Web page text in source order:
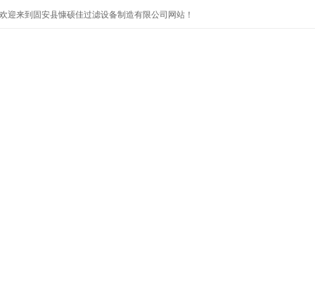
欢迎来到固安县慷硕佳过滤设备制造有限公司网站！